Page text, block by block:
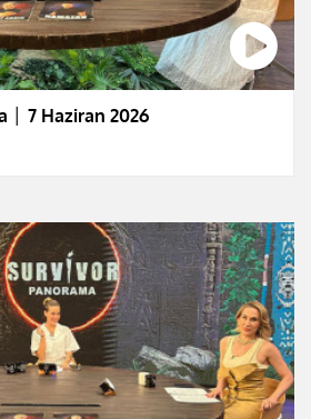
│ 7 Haziran 2026